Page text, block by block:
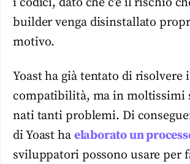
builder venga disinstallato
motivo.
Yoast ha già tentato di risolvere
compatibilità, ma in moltissimi
nati tanti problemi. Di
di Yoast ha elaborato un
sviluppatori possono usare per